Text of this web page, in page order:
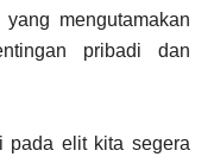
mengutamakan
pribadi dan
pada elit kita segera